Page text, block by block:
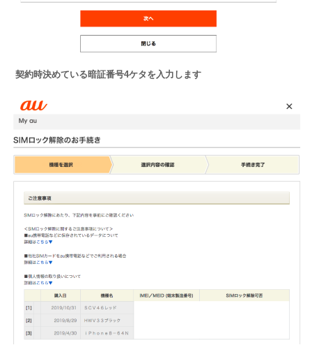
契約時決めている暗証番号4ケタを入力します